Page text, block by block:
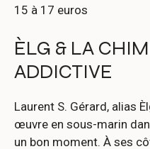
15 à 17 euros
ÈLG & LA
ADDICTIVE
Laurent S. Gérard, alias
œuvre en sous-marin
un bon moment. À ses